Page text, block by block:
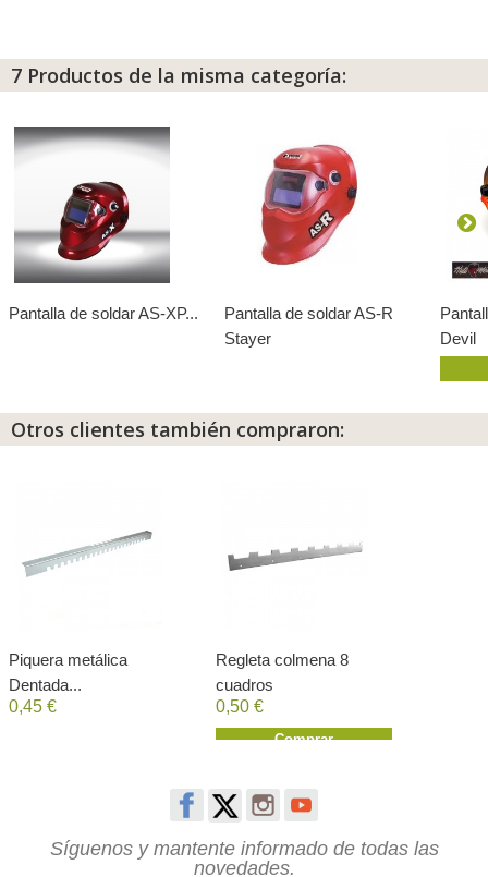
7 Productos de la misma categoría:
Pantalla de soldar AS-XP...
Pantalla de soldar AS-R
Stayer
Devil
Otros clientes también compraron:
Piquera metálica
Dentada...
0,45 €
Regleta colmena 8
cuadros
0,50 €
Comprar
Síguenos y mantente informado de todas las
novedades.